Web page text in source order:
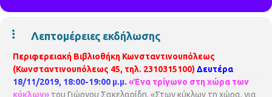
Λεπτομέρειες εκδήλωσης
Περιφερειακή Βιβλιοθήκη Κωνσταντινουπόλεως
(Κωνσταντινουπόλεως 45, τηλ. 2310315100)Δευτέρα
18/11/2019, 18:00-19:00 μ.μ. «Ένα τρίγωνο στη χώρα των
κύκλων» του Γιώργου Σακελαρίδη. «Στων κύκλων τη χώρα, για